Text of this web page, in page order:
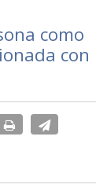
como
con